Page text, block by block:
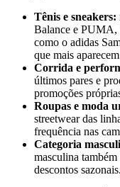
Tênis e sneakers:
Balance e PUMA,
como o adidas
que mais
Corrida e
últimos pares e
promoções
Roupas e moda
streetwear das
frequência nas
Categoria
masculina
descontos sazonais.